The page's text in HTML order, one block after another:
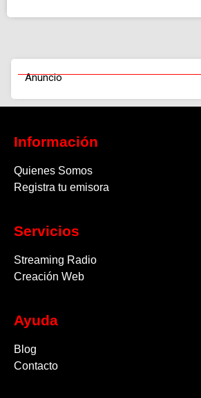
Anuncio
Información
Quienes Somos
Registra tu emisora
Servicios
Streaming Radio
Creación Web
Ayuda
Blog
Contacto